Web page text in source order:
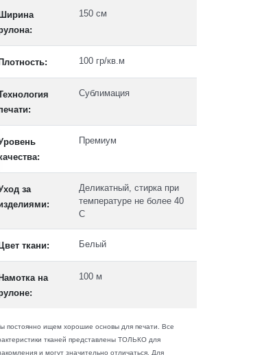
Ширина
150 см
Плотность: 100 гр/кв.м
Сублимация
Премиум
за
Деликатный, стирка при
температуре не более 40
C
Цвет ткани: Белый
Намотка на
100 м
постоянно ищем хорошие основы для печати. Все
тканей представлены ТОЛЬКО для
и могут значительно отличаться. Для